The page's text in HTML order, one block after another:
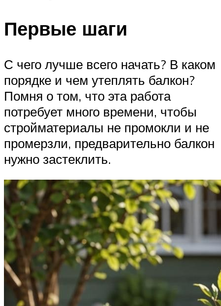
Первые шаги
С чего лучше всего начать? В каком
порядке и чем утеплять балкон?
Помня о том, что эта работа
потребует много времени, чтобы
стройматериалы не промокли и не
промерзли, предварительно балкон
нужно застеклить.